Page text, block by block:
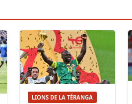
LIONS DE LA TÉRANGA